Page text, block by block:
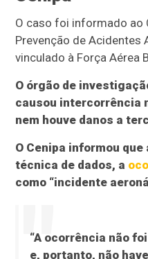
O caso foi informado ao
Prevenção de Acidentes
vinculado à Força Aérea
O órgão de
causou intercorrência
nem houve danos a
O Cenipa informou
técnica de dados, a
como “incidente
“A ocorrência não
e, portanto, não